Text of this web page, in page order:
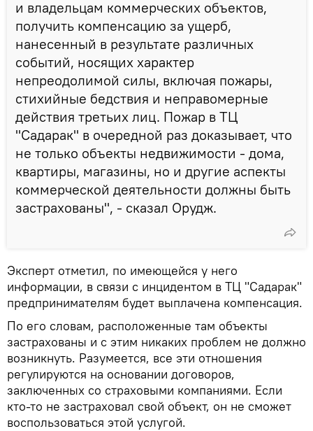
и владельцам коммерческих объектов,
получить компенсацию за ущерб,
нанесенный в результате различных
событий, носящих характер
непреодолимой силы, включая пожары,
стихийные бедствия и неправомерные
действия третьих лиц. Пожар в ТЦ
"Садарак" в очередной раз доказывает, что
не только объекты недвижимости - дома,
квартиры, магазины, но и другие аспекты
коммерческой деятельности должны быть
застрахованы", - сказал Орудж.
Эксперт отметил, по имеющейся у него
информации, в связи с инцидентом в ТЦ "Садарак"
предпринимателям будет выплачена компенсация.
По его словам, расположенные там объекты
застрахованы и с этим никаких проблем не должно
возникнуть. Разумеется, все эти отношения
регулируются на основании договоров,
заключенных со страховыми компаниями. Если
кто-то не застраховал свой объект, он не сможет
воспользоваться этой услугой.